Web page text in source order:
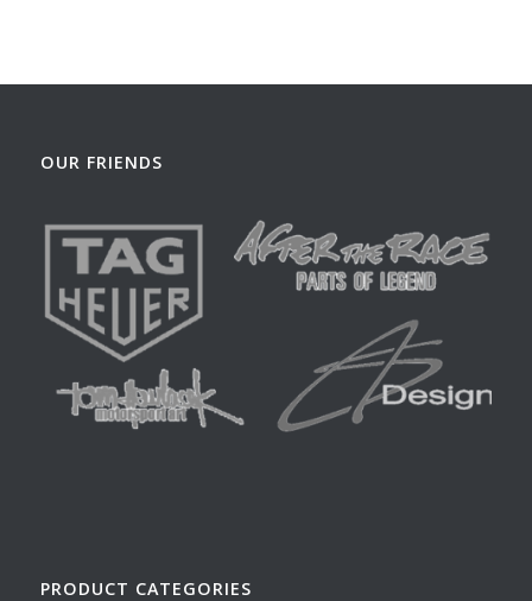
OUR FRIENDS
PRODUCT CATEGORIES